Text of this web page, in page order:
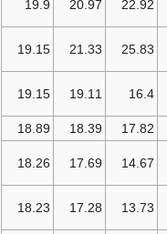
22.92
20.97
19.9
25.83
21.33
19.15
16.4
19.11
19.15
17.82
18.39
18.89
14.67
17.69
18.26
13.73
17.28
18.23